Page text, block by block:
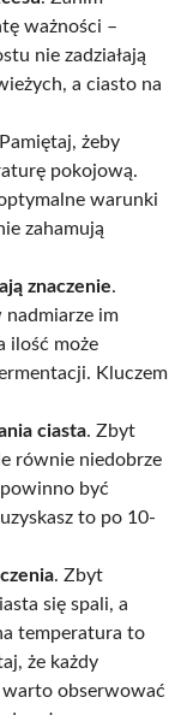
ważności –
nie zadziałają
a ciasto na
żeby
pokojową.
warunki
zahamują
znaczenie.
nadmiarze im
ilość może
Kluczem
ciasta. Zbyt
równie niedobrze
być
to po 10-
. Zbyt
się spali, a
temperatura to
że każdy
warto obserwować